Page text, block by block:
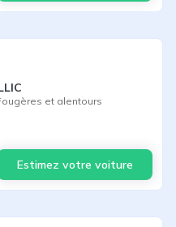
et alentours
Estimez votre voiture